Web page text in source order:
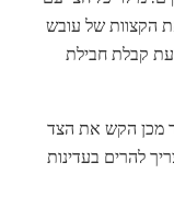
הקצוות של עובש
קבלת חבילת
מכן הקש את הצד
להרים בעדינות